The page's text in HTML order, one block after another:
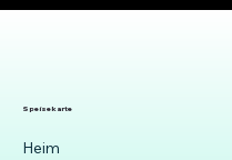
Speisekarte
Heim